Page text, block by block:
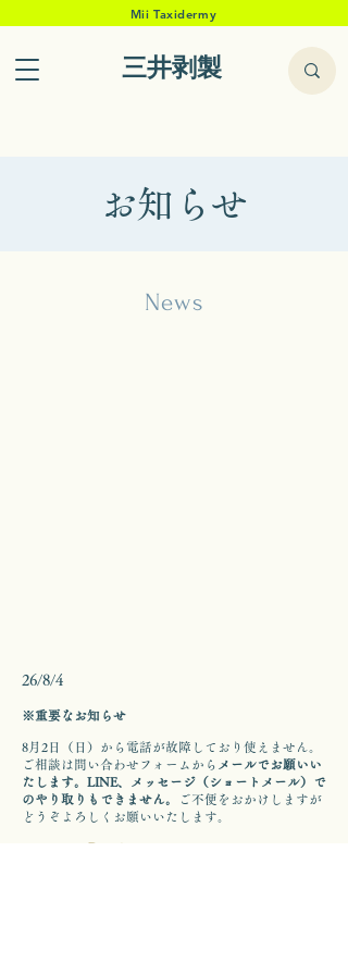
Mii Taxidermy
三井剥製
お知らせ
News
26/8/4
※重要なお知らせ
8月2日（日）から電話が故障しており使えません。
ご相談は問い合わせフォームから メールでお願いい
たします。LINE、メッセージ（ショートメール）で
のやり取りもできません。
ご不便をおかけしますが
どうぞよろしくお願いいたします。
Previous